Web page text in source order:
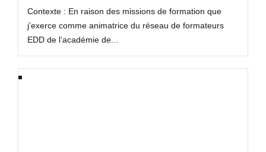
Contexte : En raison des missions de formation que
j’exerce comme animatrice du réseau de formateurs
EDD de l’académie de...